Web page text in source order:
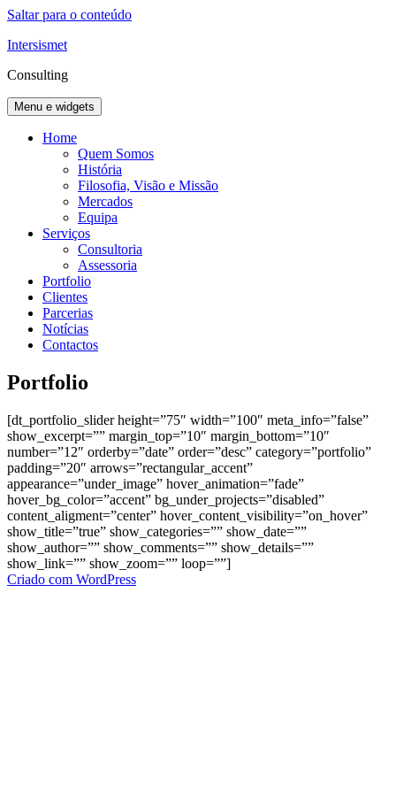
Saltar para o conteúdo
Intersismet
Consulting
Menu e widgets
Home
Quem Somos
História
Filosofia, Visão e Missão
Mercados
Equipa
Serviços
Consultoria
Assessoria
Portfolio
Clientes
Parcerias
Notícias
Contactos
Portfolio
[dt_portfolio_slider height=”75″ width=”100″ meta_info=”false”
show_excerpt=”” margin_top=”10″ margin_bottom=”10″
number=”12″ orderby=”date” order=”desc” category=”portfolio”
padding=”20″ arrows=”rectangular_accent”
appearance=”under_image” hover_animation=”fade”
hover_bg_color=”accent” bg_under_projects=”disabled”
content_aligment=”center” hover_content_visibility=”on_hover”
show_title=”true” show_categories=”” show_date=””
show_author=”” show_comments=”” show_details=””
show_link=”” show_zoom=”” loop=””]
Criado com WordPress